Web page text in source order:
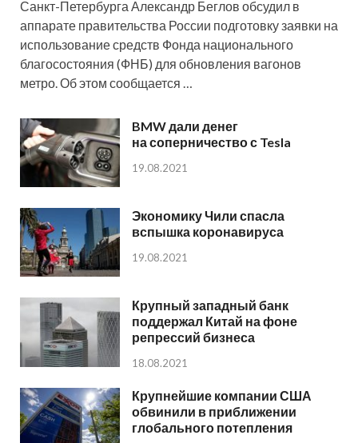
Санкт-Петербурга Александр Беглов обсудил в
аппарате правительства России подготовку заявки на
использование средств Фонда национального
благосостояния (ФНБ) для обновления вагонов
метро. Об этом сообщается …
BMW дали денег
на соперничество с Tesla
19.08.2021
Экономику Чили спасла
вспышка коронавируса
19.08.2021
Крупный западный банк
поддержал Китай на фоне
репрессий бизнеса
18.08.2021
Крупнейшие компании США
обвинили в приближении
глобального потепления